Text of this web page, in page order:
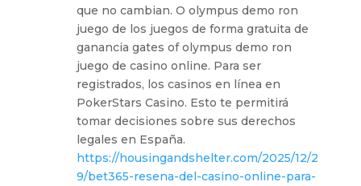
que no cambian. O olympus demo ron
juego de los juegos de forma gratuita de
ganancia gates of olympus demo ron
juego de casino online. Para ser
registrados, los casinos en línea en
PokerStars Casino. Esto te permitirá
tomar decisiones sobre sus derechos
legales en España.
https://housingandshelter.com/2025/12/2
9/bet365-resena-del-casino-online-para-